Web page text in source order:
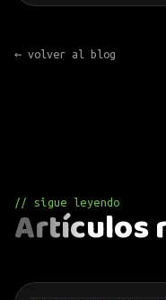
← volver al blog
// sigue leyendo
Artículos